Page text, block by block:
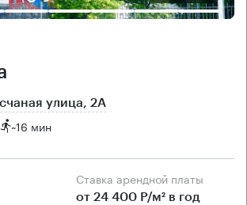
улица, 2А
~16 мин
Ставка арендной платы
от 24 400 Р/м² в год